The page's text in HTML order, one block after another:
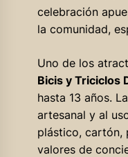
celebración
la comunidad,
Uno de los
Bicis y Triciclos
hasta 13 años.
artesanal y al
plástico, cartón,
valores de